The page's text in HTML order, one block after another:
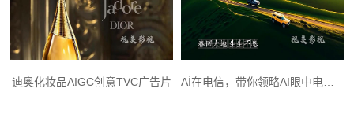
迪奥化妆品AIGC创意TVC广告片